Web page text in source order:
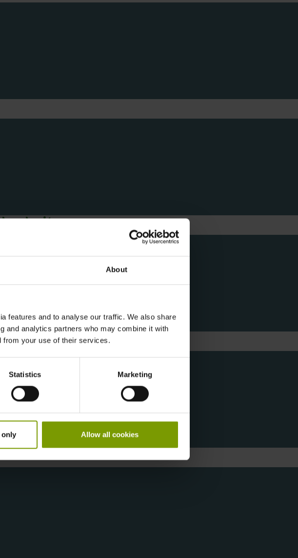
About
features and to analyse our traffic. We also share
and analytics partners who may combine it with
from your use of their services.
Statistics Marketing
only Allow all cookies